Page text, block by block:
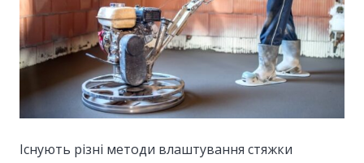
Style
Існують різні методи влаштування стяжки